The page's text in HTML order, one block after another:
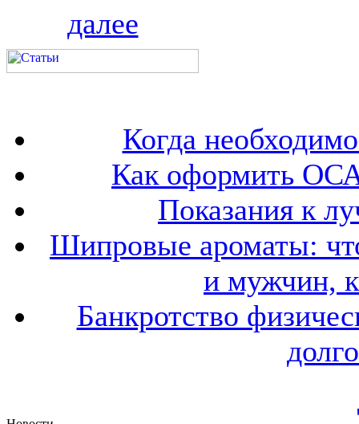
далее
Когда
Как оформить
Показания к
Шипровые ароматы:
и мужчин,
Банкротство